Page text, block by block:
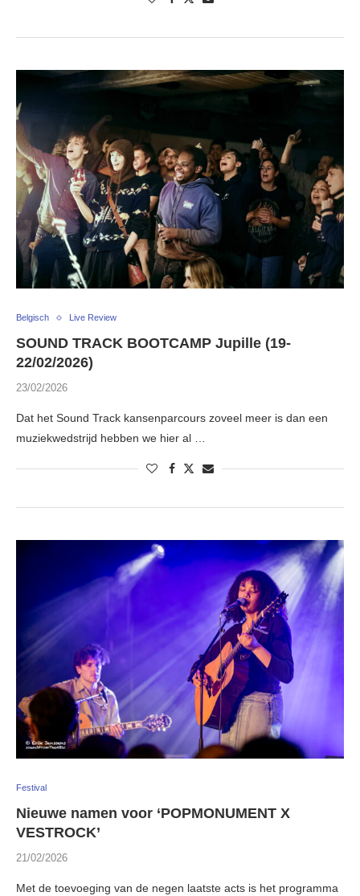
Belgisch Live Review
SOUND TRACK BOOTCAMP Jupille (19-
22/02/2026)
23/02/2026
Dat het Sound Track kansenparcours zoveel meer is dan een
muziekwedstrijd hebben we hier al …
Festival
Nieuwe namen voor ‘POPMONUMENT X
VESTROCK’
21/02/2026
Met de toevoeging van de negen laatste acts is het programma